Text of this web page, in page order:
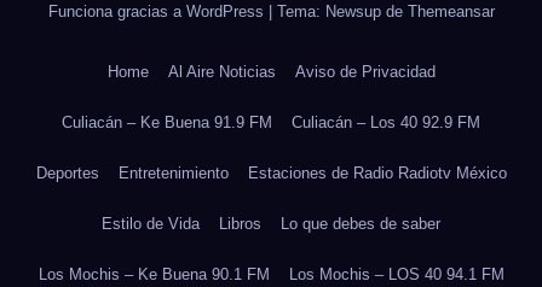
Funciona gracias a WordPress Tema: Newsup de Themeansar
Home Al Aire Noticias Aviso de Privacidad
Culiacán – Ke Buena 91.9 FM Culiacán – Los 40 92.9 FM
Deportes Entretenimiento Estaciones de Radio Radiotv México
Estilo de Vida Libros Lo que debes de saber
Los Mochis – Ke Buena 90.1 FM Los Mochis – LOS 40 94.1 FM